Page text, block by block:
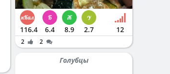
116.4 6.4 8.9 2.7 12
2 2
Голубцы